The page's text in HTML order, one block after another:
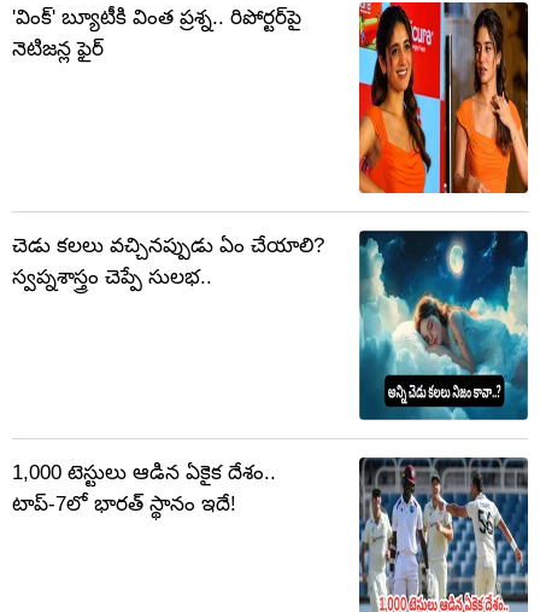
'వింక్' బ్యూటీకి వింత ప్రశ్న.. రిపోర్టర్‌పై
నెటిజన్ల ఫైర్
చెడు కలలు వచ్చినప్పుడు ఏం చేయాలి?
స్వప్నశాస్త్రం చెప్పే సులభ..
1,000 టెస్టులు ఆడిన ఏకైక దేశం..
టాప్-7లో భారత్ స్థానం ఇదే!